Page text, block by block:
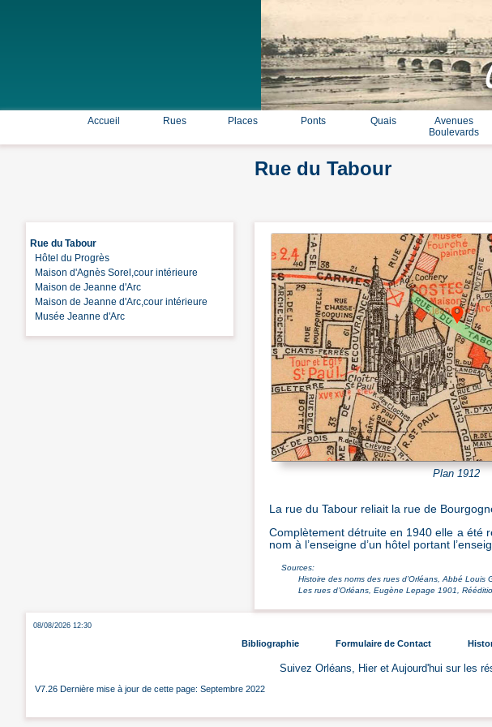
Accueil Rues Places Ponts Quais
Avenues
Boulevards
Rue du Tabour
Rue du Tabour
Hôtel du Progrès
Maison d'Agnès Sorel,cour intérieure
Maison de Jeanne d'Arc
Maison de Jeanne d'Arc,cour intérieure
Musée Jeanne d'Arc
Plan 1912
La rue du Tabour reliait la rue de
Complètement détruite en 1940 elle a été
nom à l’enseigne d’un hôtel portant
Sources:
Histoire des noms des rues d’Orléans, Abbé Louis
Les rues d’Orléans, Eugène Lepage 1901,
08/08/2026 12:30
Bibliographie Formulaire de Contact
Suivez Orléans, Hier et Aujourd'hui sur les
V7.26 Dernière mise à jour de cette page: Septembre 2022